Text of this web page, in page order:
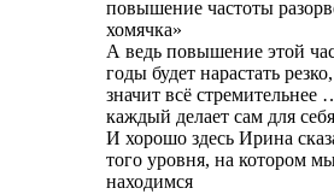
повышение частоты
хомячка»
А ведь повышение этой
годы будет нарастать
значит всё
каждый делает сам для себя
И хорошо здесь Ирина
того уровня, на котором
находимся